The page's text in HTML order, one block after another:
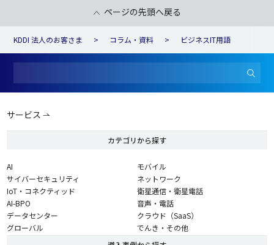
ページの先頭へ戻る
KDDI 法人のお客さま コラム・資料 ビジネスIT用語
サービス
カテゴリから探す
AI
サイバーセキュリティ
IoT・コネクティッド
AI-BPO
データセンター
グローバル
モバイル
ネットワーク
衛星通信・衛星電話
音声・電話
クラウド（SaaS）
でんき・その他